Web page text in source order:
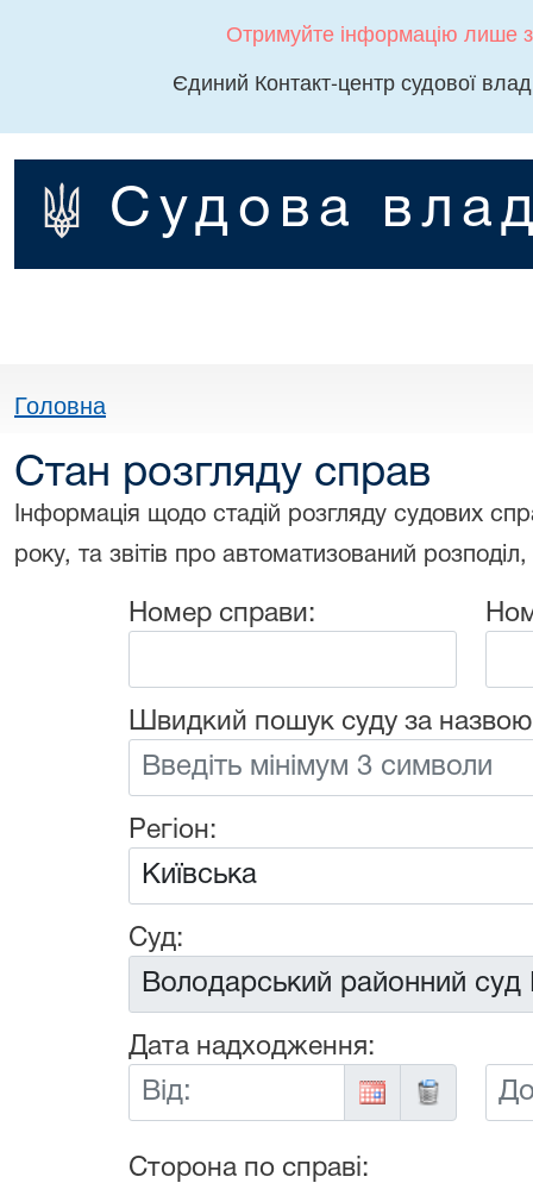
Отримуйте інформацію лише
Єдиний Контакт-центр судової
Судова
Головна
Стан розгляду справ
Інформація щодо стадій розгляду судових
року, та звітів про автоматизований
Номер справи:
Швидкий пошук суду за
Регіон:
Суд:
Дата надходження:
Від:
До:
Сторона по справі: